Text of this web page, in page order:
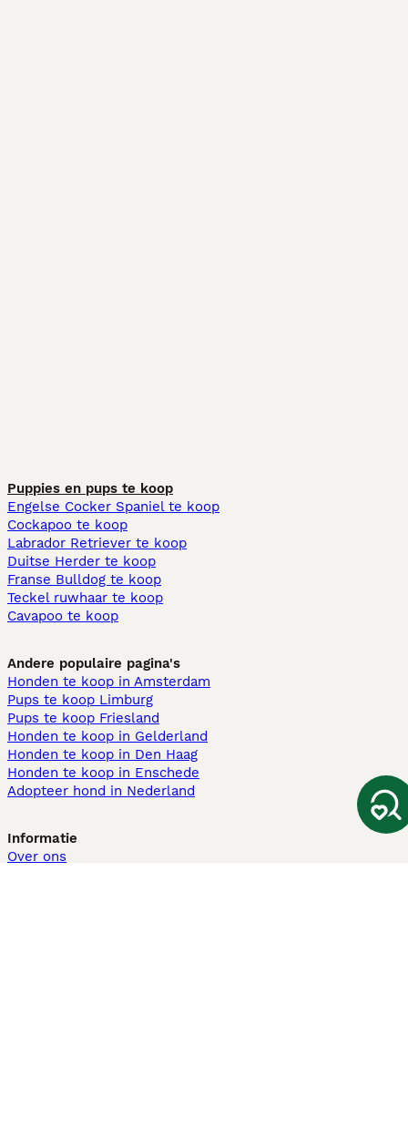
Puppies en pups te koop
Engelse Cocker Spaniel te koop
Cockapoo te koop
Labrador Retriever te koop
Duitse Herder te koop
Franse Bulldog te koop
Teckel ruwhaar te koop
Cavapoo te koop
Andere populaire pagina's
Honden te koop in Amsterdam
Pups te koop Limburg​
Pups te koop Friesland​
Honden te koop in Gelderland
Honden te koop in Den Haag
Honden te koop in Enschede
Adopteer hond in Nederland
Informatie
Over ons